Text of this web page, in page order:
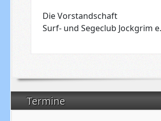
Termine
Die Vorstandschaft
Surf- und Segeclub Jockgrim